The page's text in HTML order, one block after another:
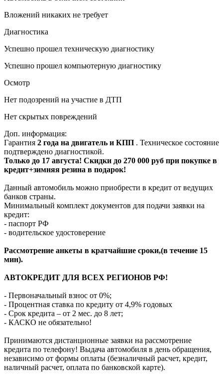
Вложений никаких не требует
Диагностика
Успешно прошел техническую диагностику
Успешно прошел компьютерную диагностику
Осмотр
Нет подозрений на участие в ДТП
Нет скрытых повреждений
Доп. информация:
Гарантия 2 года на двигатель и КПП . Техническое состояние
подтверждено диагностикой.
Только до 17 августа! Скидки до 270 000 руб при покупке в
кредит+зимняя резина в подарок!
Данный автомобиль можно приобрести в кредит от ведущих
банков страны.
Минимальный комплект документов для подачи заявки на
кредит:
- паспорт РФ
- водительское удостоверение
Рассмотрение анкеты в кратчайшие сроки,(в течение 15
мин).
АВТОКРЕДИТ ДЛЯ ВСЕХ РЕГИОНОВ РФ!
- Первоначальный взнос от 0%;
- Процентная ставка по кредиту от 4,9% годовых
- Срок кредита – от 2 мес. до 8 лет;
- КАСКО не обязательно!
Принимаются дистанционные заявки на рассмотрение
кредита по телефону! Выдача автомобиля в день обращения,
независимо от формы оплаты (безналичный расчет, кредит,
наличный расчет, оплата по банковской карте).